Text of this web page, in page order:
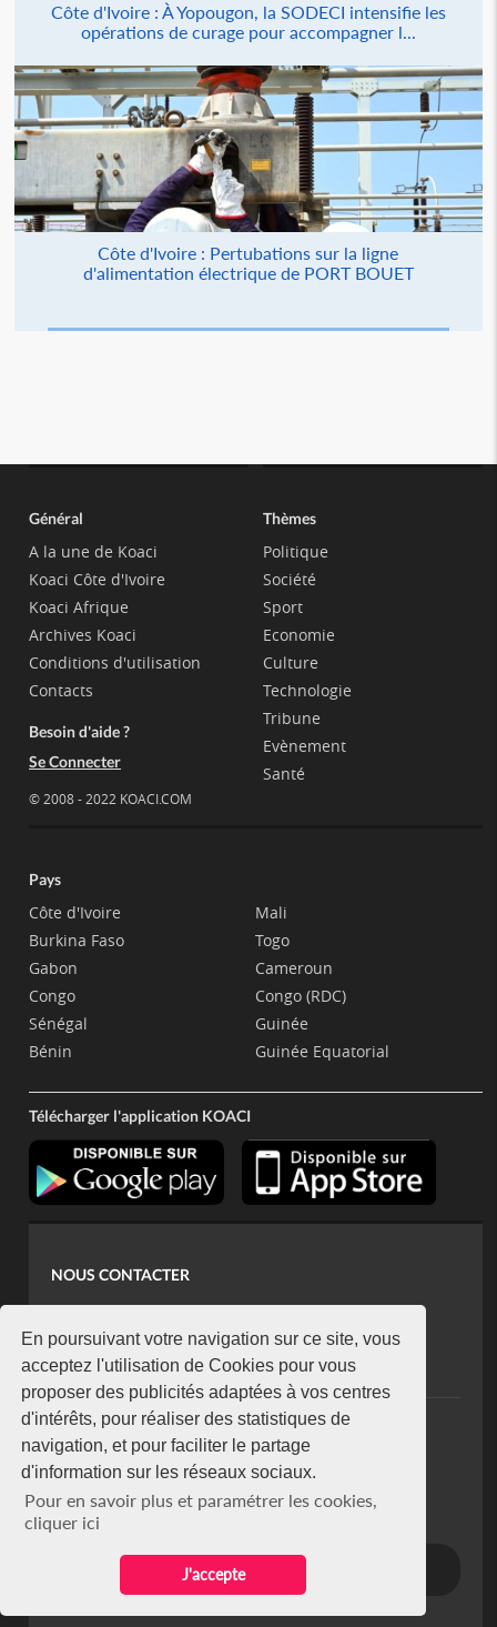
En poursuivant votre navigation sur ce site, vous
acceptez l'utilisation de Cookies pour vous
proposer des publicités adaptées à vos centres
d'intérêts, pour réaliser des statistiques de
navigation, et pour faciliter le partage
d'information sur les réseaux sociaux.
Pour en savoir plus et paramétrer les cookies,
cliquer ici
J'accepte
Côte d'Ivoire : À Yopougon, la SODECI intensifie les
opérations de curage pour accompagner l...
Côte d'Ivoire : Pertubations sur la ligne
d'alimentation électrique de PORT BOUET
Général
A la une de Koaci
Koaci Côte d'Ivoire
Koaci Afrique
Archives Koaci
Conditions d'utilisation
Contacts
Besoin d'aide ?
Se Connecter
© 2008 - 2022 KOACI.COM
Thèmes
Politique
Société
Sport
Economie
Culture
Technologie
Tribune
Evènement
Santé
Pays
Côte d'Ivoire
Burkina Faso
Gabon
Congo
Sénégal
Bénin
Mali
Togo
Cameroun
Congo (RDC)
Guinée
Guinée Equatorial
Télécharger l'application KOACI
NOUS CONTACTER
koaci@yahoo.fr
+225 07 08 85 52 93
NEWSLETTER
Restez connecté via notre newsletter
S'abonner
Se désabonner